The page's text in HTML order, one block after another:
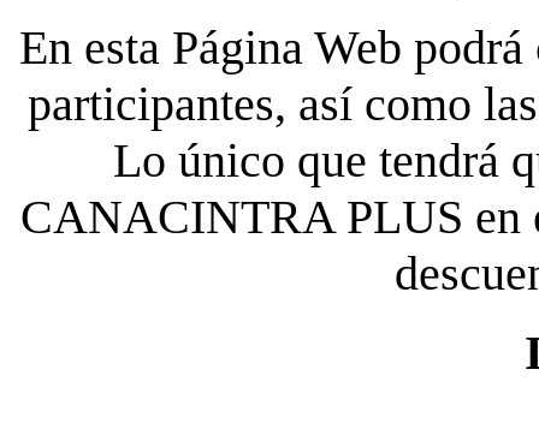
En esta Página Web
participantes, así como
Lo único que tendrá
CANACINTRA PLUS en